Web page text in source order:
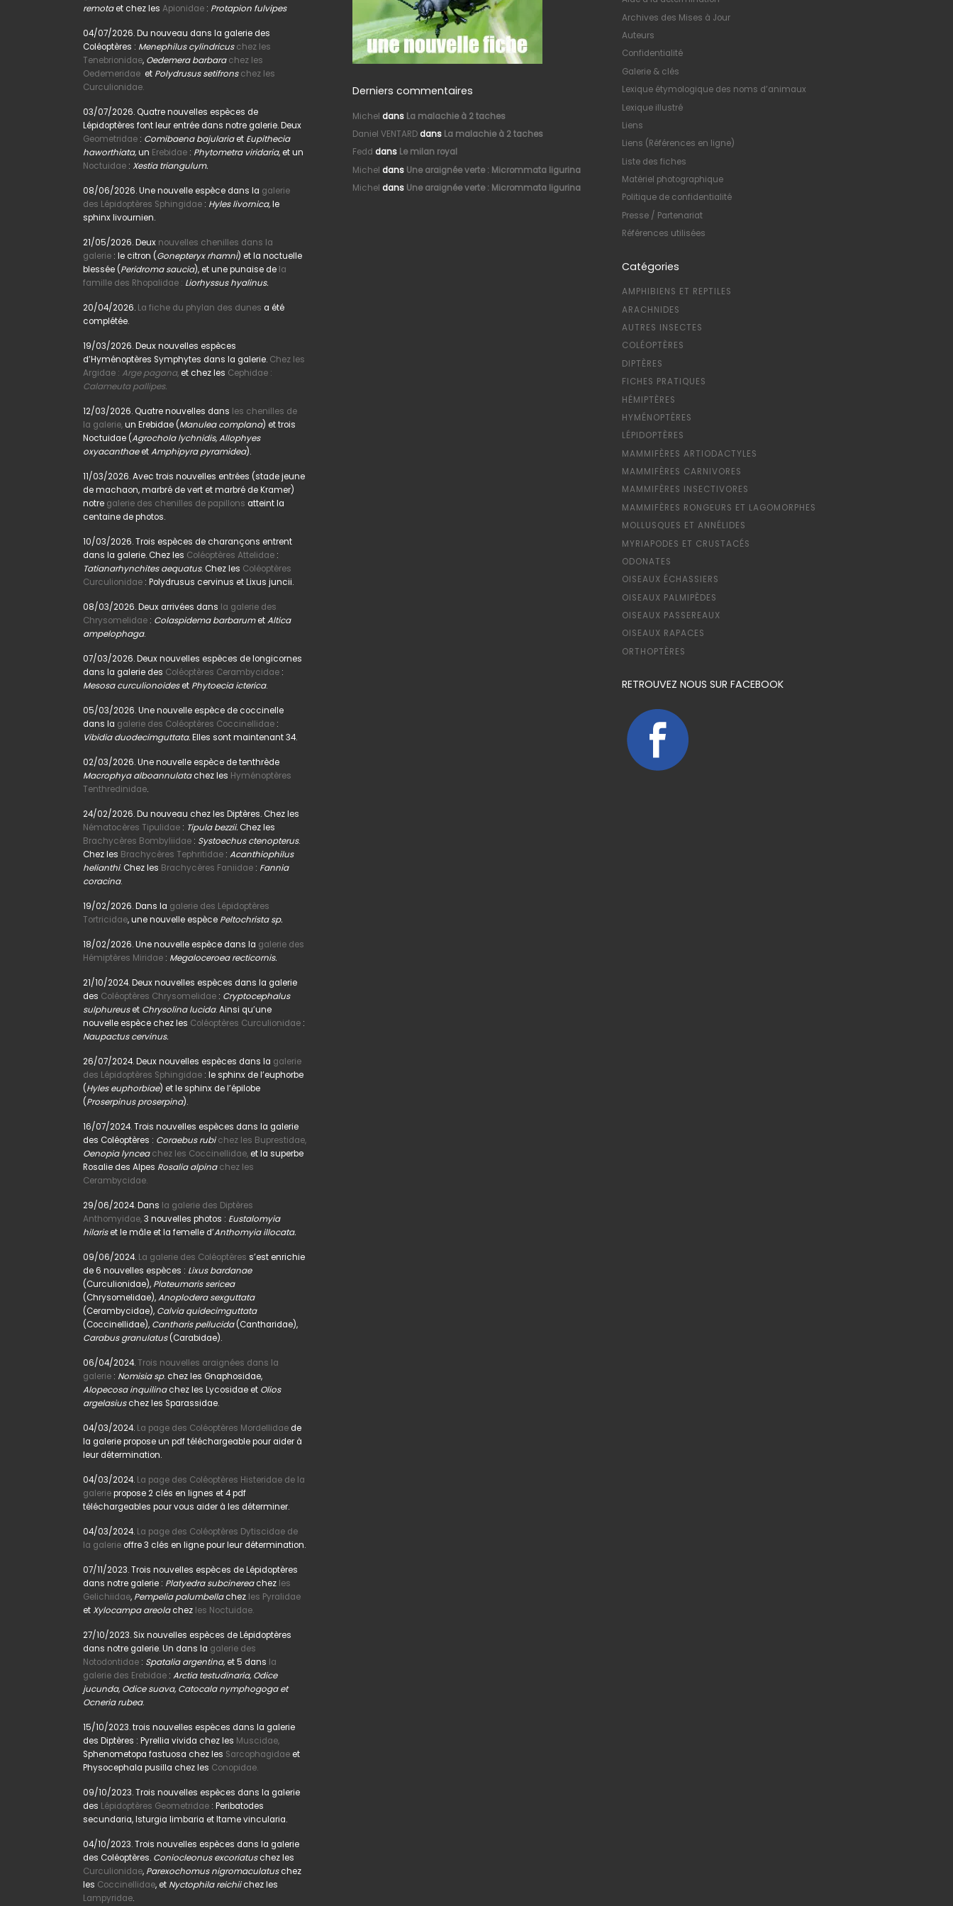
remotaet chez les Apionidae : Protapion fulvipes
04/07/2026. Du nouveau dans la galerie des
Coléoptères : Menephilus cylindricus chez les
Tenebrionidae, Oedemera barbara chez les
Oedemeridae et Polydrusus setifrons chez les
Curculionidae.
03/07/2026. Quatre nouvelles espèces de
Lépidoptères font leur entrée dans notre galerie. Deux
Geometridae : Comibaena bajulariaet Eupithecia
haworthiata,un Erebidae : Phytometra viridaria, et un
Noctuidae : Xestia triangulum.
08/06/2026. Une nouvelle espèce dans la galerie
des Lépidoptères Sphingidae : Hyles livornica,le
sphinx livournien.
21/05/2026. Deux nouvelles chenilles dans la
galerie : le citron (Gonepteryx rhamni) et la noctuelle
blessée (Peridroma saucia), et une punaise de la
famille des Rhopalidae : Liorhyssus hyalinus.
20/04/2026. La fiche du phylan des dunes a été
complétée.
19/03/2026. Deux nouvelles espèces
d’Hyménoptères Symphytes dans la galerie. Chez les
Argidae : Arge pagana,et chez les Cephidae :
Calameuta pallipes.
12/03/2026. Quatre nouvelles dans les chenilles de
la galerie,un Erebidae (Manulea complana) et trois
Noctuidae (Agrochola lychnidis, Allophyes
oxyacanthaeetAmphipyra pyramidea).
11/03/2026. Avec trois nouvelles entrées (stade jeune
de machaon, marbré de vert et marbré de Kramer)
notre galerie des chenilles de papillons atteint la
centaine de photos.
10/03/2026. Trois espèces de charançons entrent
dans la galerie. Chez les Coléoptères Attelidae :
Tatianarhynchites aequatus. Chez les Coléoptères
Curculionidae : Polydrusus cervinus et Lixus juncii.
08/03/2026. Deux arrivées dans la galerie des
Chrysomelidae : Colaspidema barbarumetAltica
ampelophaga.
07/03/2026. Deux nouvelles espèces de longicornes
dans la galerie des Coléoptères Cerambycidae :
Mesosa curculionoideset Phytoecia icterica.
05/03/2026. Une nouvelle espèce de coccinelle
dans la galerie des Coléoptères Coccinellidae :
Vibidia duodecimguttata.Elles sont maintenant 34.
02/03/2026. Une nouvelle espèce de tenthrède
Macrophya alboannulatachez les Hyménoptères
Tenthredinidae.
24/02/2026. Du nouveau chez les Diptères. Chez les
Nématocères Tipulidae : Tipula bezzii. Chez les
Brachycères Bombyliidae : Systoechus ctenopterus.
Chez les Brachycères Tephritidae : Acanthiophilus
helianthi. Chez les Brachycères Faniidae : Fannia
coracina.
19/02/2026. Dans la galerie des Lépidoptères
Tortricidae, une nouvelle espèce Peltochrista sp.
18/02/2026. Une nouvelle espèce dans la galerie des
Hémiptères Miridae : Megaloceroea recticornis.
21/10/2024. Deux nouvelles espèces dans la galerie
des Coléoptères Chrysomelidae : Cryptocephalus
sulphureuset Chrysolina lucida. Ainsi qu’une
nouvelle espèce chez les Coléoptères Curculionidae :
Naupactus cervinus.
26/07/2024. Deux nouvelles espèces dans la galerie
des Lépidoptères Sphingidae : le sphinx de l’euphorbe
(Hyles euphorbiae) et le sphinx de l’épilobe
(Proserpinus proserpina).
16/07/2024. Trois nouvelles espèces dans la galerie
des Coléoptères : Coraebus rubi chez les Buprestidae,
Oenopia lyncea chez les Coccinellidae,et la superbe
Rosalie des Alpes Rosalia alpina chez les
Cerambycidae.
29/06/2024. Dans la galerie des Diptères
Anthomyidae,3 nouvelles photos : Eustalomyia
hilariset le mâle et la femelle d’Anthomyia illocata.
09/06/2024. La galerie des Coléoptères s’est enrichie
de 6 nouvelles espèces : Lixus bardanae
(Curculionidae), Plateumaris sericea
(Chrysomelidae),Anoplodera sexguttata
(Cerambycidae), Calvia quidecimguttata
(Coccinellidae), Cantharis pellucida(Cantharidae),
Carabus granulatus(Carabidae).
06/04/2024.Trois nouvelles araignées dans la
galerie : Nomisia sp. chez les Gnaphosidae,
Alopecosa inquilinachez les Lycosidae et Olios
argelasiuschez les Sparassidae.
04/03/2024. La page des Coléoptères Mordellidaede
la galerie propose un pdf téléchargeable pour aider à
leur détermination.
04/03/2024. La page des Coléoptères Histeridae de la
galeriepropose 2 clés en lignes et 4 pdf
téléchargeables pour vous aider à les déterminer.
04/03/2024. La page des Coléoptères Dytiscidae de
la galerie offre 3 clés en ligne pour leur détermination.
07/11/2023. Trois nouvelles espèces de Lépidoptères
dans notre galerie : Platyedra subcinereachez les
Gelichiidae, Pempelia palumbellachez les Pyralidae
etXylocampa areolachez les Noctuidae.
27/10/2023. Six nouvelles espèces de Lépidoptères
dans notre galerie. Un dans la galerie des
Notodontidae : Spatalia argentina,et 5 dans la
galerie des Erebidae : Arctia testudinaria, Odice
jucunda, Odice suava, Catocala nymphogoga et
Ocneria rubea.
15/10/2023. trois nouvelles espèces dans la galerie
des Diptères : Pyrellia vivida chez les Muscidae,
Sphenometopa fastuosa chez les Sarcophagidaeet
Physocephala pusilla chez les Conopidae.
09/10/2023. Trois nouvelles espèces dans la galerie
des Lépidoptères Geometridae : Peribatodes
secundaria, Isturgia limbaria et Itame vincularia.
04/10/2023. Trois nouvelles espèces dans la galerie
des Coléoptères. Coniocleonus excoriatuschez les
Curculionidae, Parexochomus nigromaculatuschez
les Coccinellidae, et Nyctophila reichiichez les
Lampyridae.
Derniers commentaires
Michel dans La malachie à 2 taches
Daniel VENTARD dans La malachie à 2 taches
Fedd dans Le milan royal
Michel dans Une araignée verte : Micrommata ligurina
Michel dans Une araignée verte : Micrommata ligurina
Archives des Mises à Jour
Auteurs
Confidentialité
Galerie & clés
Lexique étymologique des noms d’animaux
Lexique illustré
Liens
Liens (Références en ligne)
Liste des fiches
Matériel photographique
Politique de confidentialité
Presse / Partenariat
Références utilisées
Catégories
AMPHIBIENS ET REPTILES
ARACHNIDES
AUTRES INSECTES
COLÉOPTÈRES
DIPTÈRES
FICHES PRATIQUES
HÉMIPTÈRES
HYMÉNOPTÈRES
LÉPIDOPTÈRES
MAMMIFÈRES ARTIODACTYLES
MAMMIFÈRES CARNIVORES
MAMMIFÈRES INSECTIVORES
MAMMIFÈRES RONGEURS ET LAGOMORPHES
MOLLUSQUES ET ANNÉLIDES
MYRIAPODES ET CRUSTACÉS
ODONATES
OISEAUX ÉCHASSIERS
OISEAUX PALMIPÈDES
OISEAUX PASSEREAUX
OISEAUX RAPACES
ORTHOPTÈRES
RETROUVEZ NOUS SUR FACEBOOK